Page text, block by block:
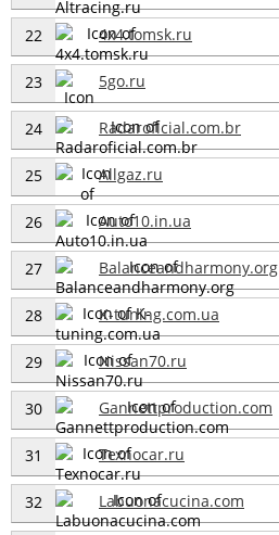
22 4x4.tomsk.ru
23 5go.ru
24 Radaroficial.com.br
25 Allgaz.ru
26 Auto10.in.ua
27 Balanceandharmony.org
28 K-tuning.com.ua
29 Nissan70.ru
30 Gannettproduction.com
31 Texnocar.ru
32 Labuonacucina.com